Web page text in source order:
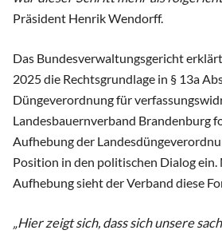
Präsident Henrik Wendorff.
Das Bundesverwaltungsgericht
2025 die Rechtsgrundlage in § 13a
Düngeverordnung für
Landesbauernverband Brandenburg
Aufhebung der
Position in den politischen Dialog
Aufhebung sieht der Verband diese
„Hier zeigt sich, dass sich unsere